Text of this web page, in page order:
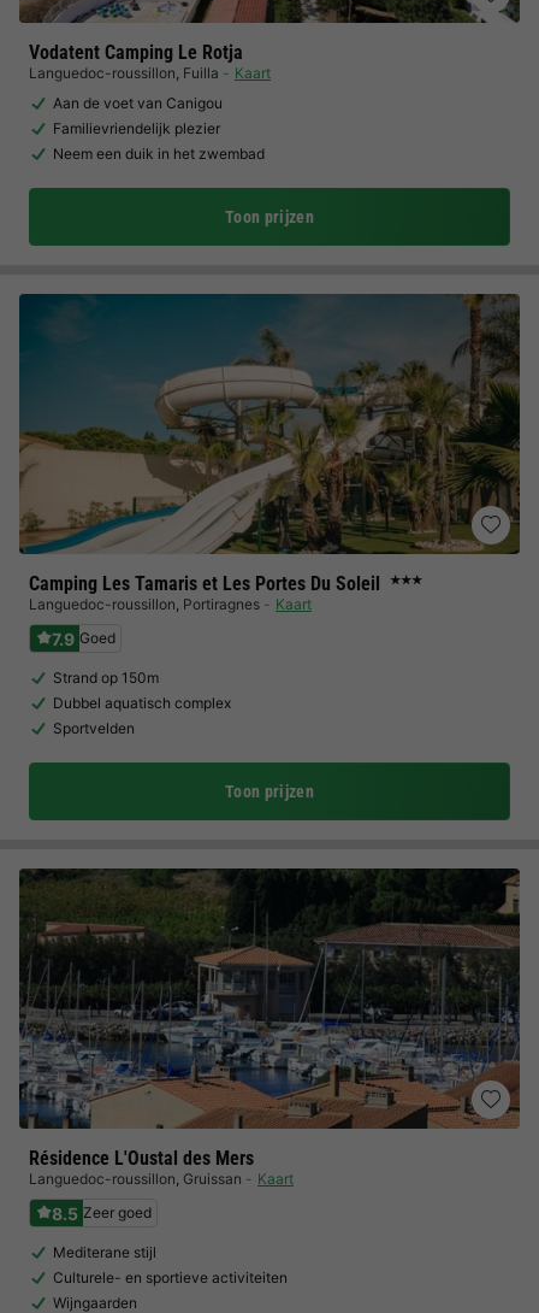
Vodatent Camping Le Rotja
Languedoc-roussillon, Fuilla
Kaart
Aan de voet van Canigou
Familievriendelijk plezier
Neem een duik in het zwembad
Toon prijzen
Camping Les Tamaris et Les Portes Du Soleil ★★★
Languedoc-roussillon, Portiragnes Kaart
7.9 Goed
Strand op 150m
Dubbel aquatisch complex
Sportvelden
Toon prijzen
Résidence L'Oustal des Mers
Languedoc-roussillon, Gruissan Kaart
8.5 Zeer goed
Mediterane stijl
Culturele- en sportieve activiteiten
Wijngaarden